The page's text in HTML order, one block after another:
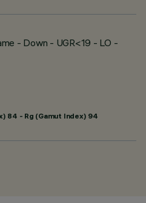
- Down - UGR<19 - LO -
84 - Rg (Gamut Index) 94